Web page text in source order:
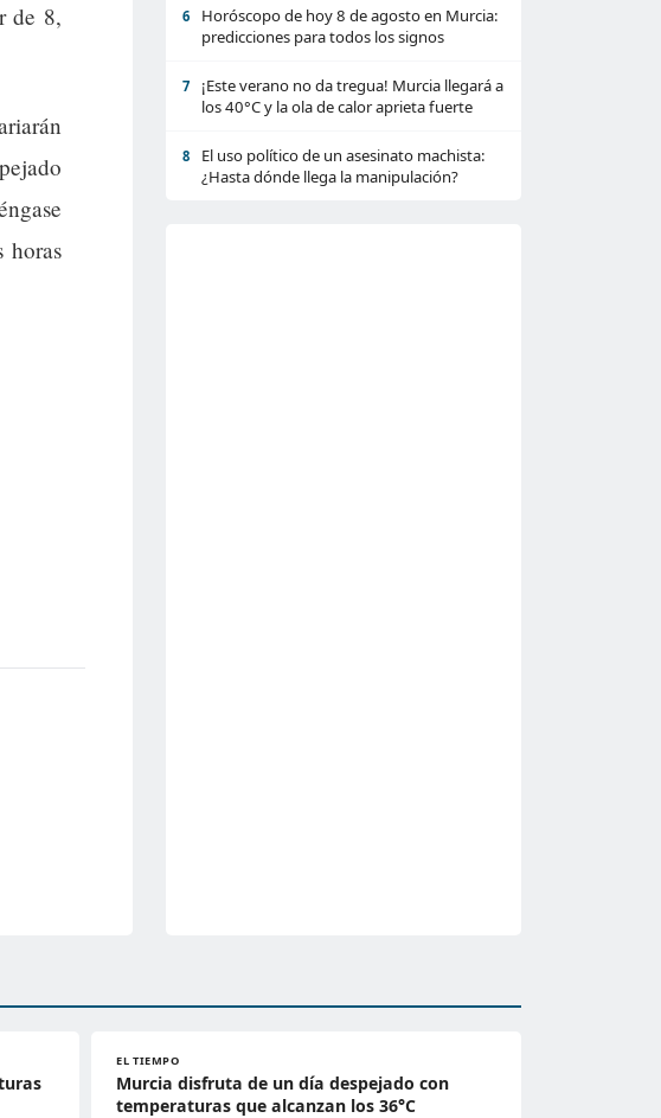
de 8,
horas
6
Horóscopo de hoy 8 de agosto en Murcia:
predicciones para todos los signos
7
¡Este verano no da tregua! Murcia llegará a
los 40°C y la ola de calor aprieta fuerte
8
El uso político de un asesinato machista:
¿Hasta dónde llega la manipulación?
EL TIEMPO
Murcia disfruta de un día despejado con
temperaturas que alcanzan los 36°C